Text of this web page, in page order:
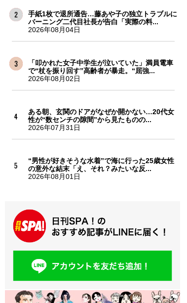
手紙1枚で退所通告…藤あや子の独立トラブルに
バーニング二代目社長が告白「実際の料...
2026年08月04日
「叩かれた女子中学生が泣いていた」満員電車
で“杖を振り回す”高齢者が暴走。“屈強...
2026年08月02日
ある朝、玄関のドアがなぜか開かない…20代女
性が“数センチの隙間”から見たものの...
2026年07月31日
“男性が好きそうな水着”で海に行った25歳女性
の意外な結末「え、それ？みたいな反...
2026年08月01日